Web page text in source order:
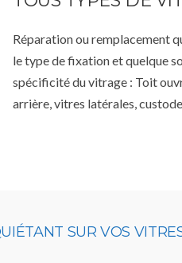
Réparation ou remplacement
le type de fixation et quelque
spécificité du vitrage : Toit
arrière, vitres latérales,
SUR VOS